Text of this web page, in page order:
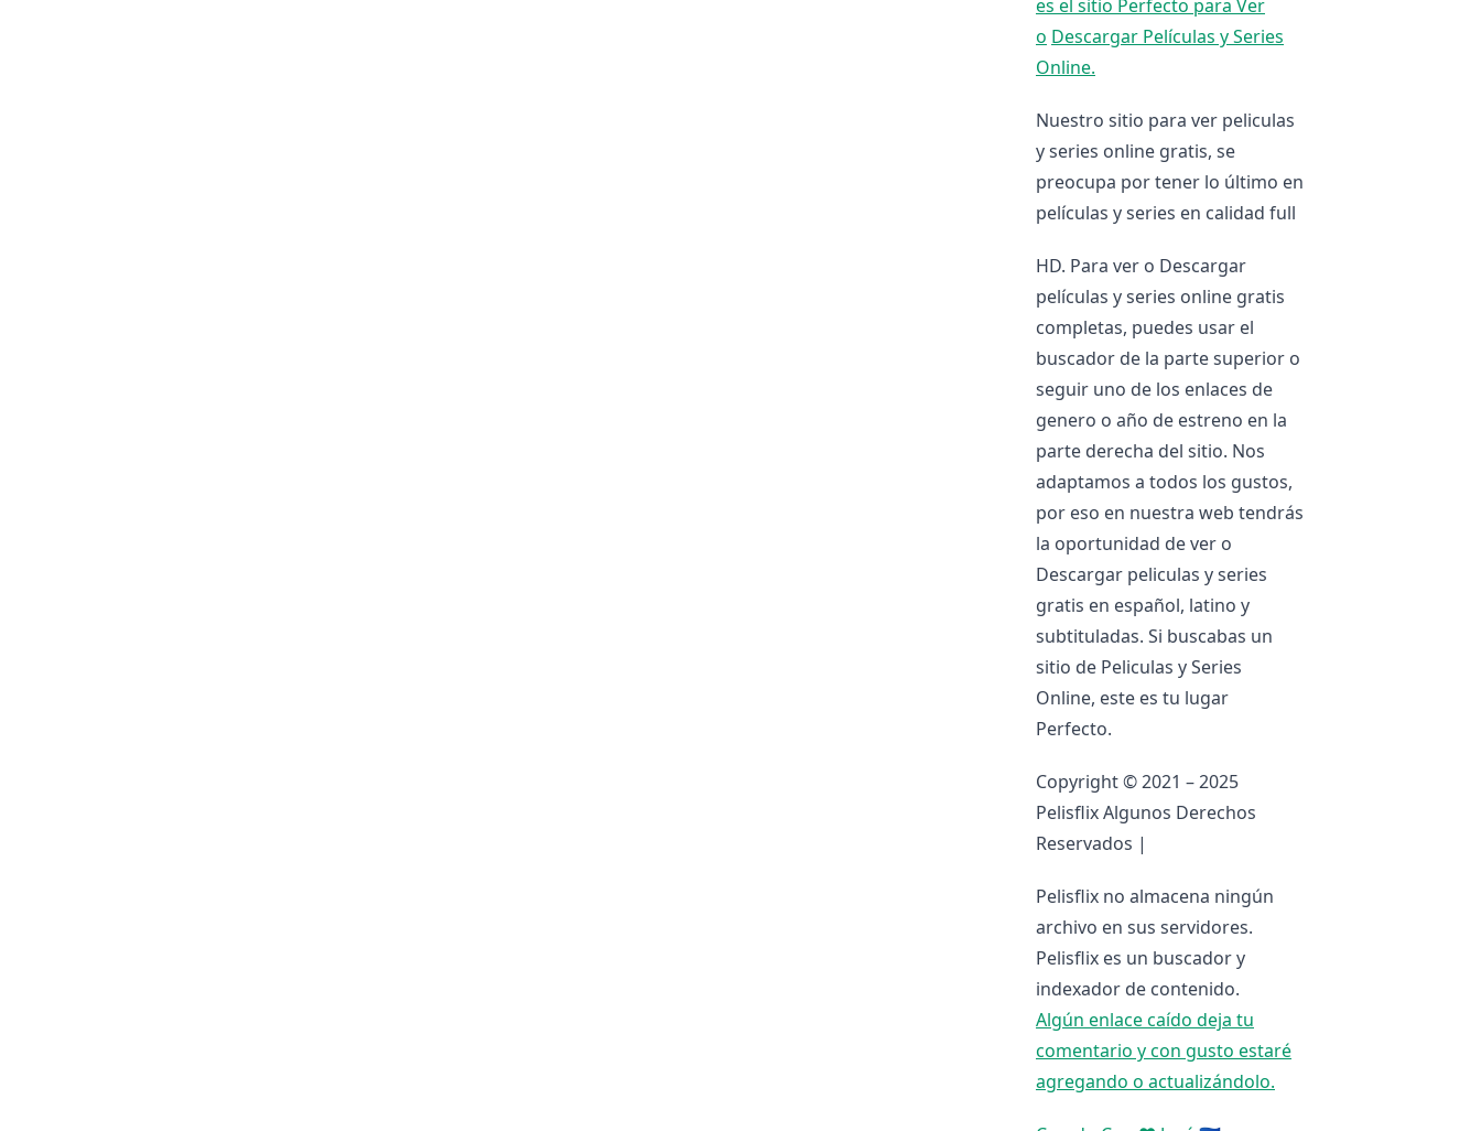
es el sitio Perfecto para Ver
o Descargar Películas y Series
Online.
Nuestro sitio para ver peliculas
y series online gratis, se
preocupa por tener lo último en
películas y series en calidad full
HD. Para ver o Descargar
películas y series online gratis
completas, puedes usar el
buscador de la parte superior o
seguir uno de los enlaces de
genero o año de estreno en la
parte derecha del sitio. Nos
adaptamos a todos los gustos,
por eso en nuestra web tendrás
la oportunidad de ver o
Descargar peliculas y series
gratis en español, latino y
subtituladas. Si buscabas un
sitio de Peliculas y Series
Online, este es tu lugar
Perfecto.
Copyright © 2021 – 2025
Pelisflix Algunos Derechos
Reservados |
Pelisflix no almacena ningún
archivo en sus servidores.
Pelisflix es un buscador y
indexador de contenido.
Algún enlace caído deja tu
comentario y con gusto estaré
agregando o actualizándolo.